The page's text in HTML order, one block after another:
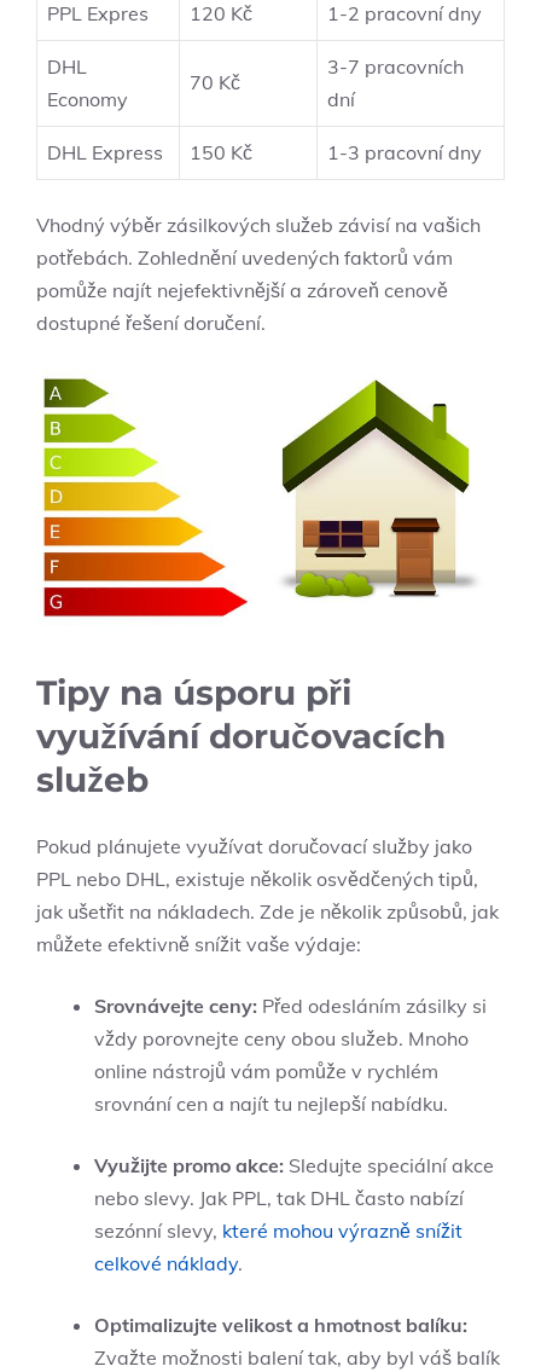
PPL Expres 120 Kč 1-2 pracovní dny
DHL
Economy
70 Kč
3-7 pracovních
dní
DHL Express 150 Kč 1-3 pracovní dny
Vhodný výběr zásilkových služeb závisí na vašich
potřebách. Zohlednění uvedených faktorů vám
pomůže najít nejefektivnější a zároveň cenově
dostupné řešení doručení.
Tipy na úsporu při
využívání doručovacích
služeb
Pokud plánujete využívat doručovací služby jako
PPL nebo DHL, existuje několik osvědčených tipů,
jak ušetřit na nákladech. Zde je několik způsobů, jak
můžete efektivně snížit vaše výdaje:
Srovnávejte ceny: Před odesláním zásilky si
vždy porovnejte ceny obou služeb. Mnoho
online nástrojů vám pomůže v rychlém
srovnání cen a najít tu nejlepší nabídku.
Využijte promo akce: Sledujte speciální akce
nebo slevy. Jak PPL, tak DHL často nabízí
sezónní slevy, které mohou výrazně snížit
celkové náklady.
Optimalizujte velikost a hmotnost balíku:
Zvažte možnosti balení tak, aby byl váš balík